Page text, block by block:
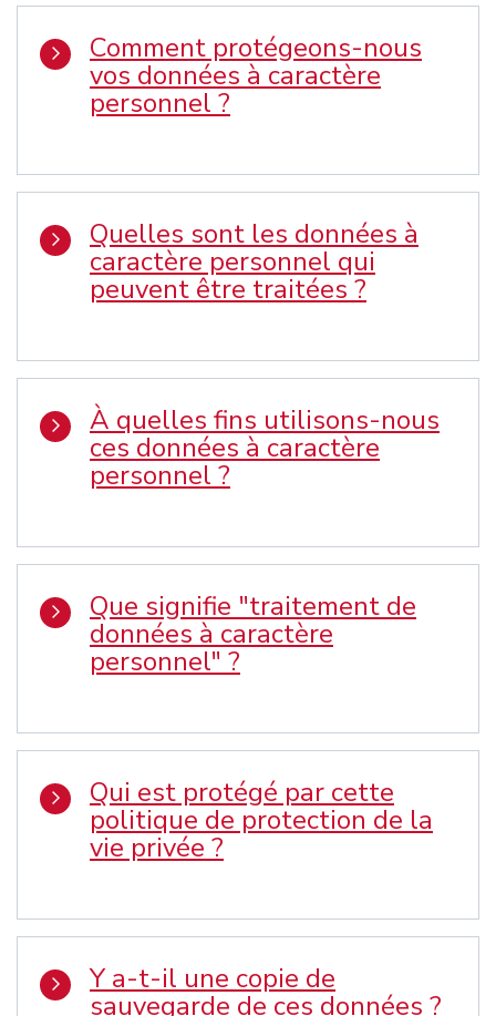
Comment protégeons-nous
vos données à caractère
personnel ?
Quelles sont les données à
caractère personnel qui
peuvent être traitées ?
À quelles fins utilisons-nous
ces données à caractère
personnel ?
Que signifie "traitement de
données à caractère
personnel" ?
Qui est protégé par cette
politique de protection de la
vie privée ?
Y a-t-il une copie de
sauvegarde de ces données ?